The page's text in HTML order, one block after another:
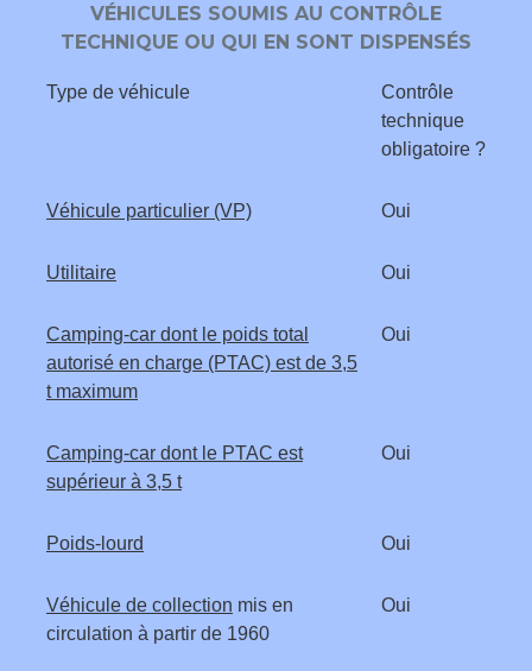
VÉHICULES SOUMIS AU CONTRÔLE
TECHNIQUE OU QUI EN SONT DISPENSÉS
Type de véhicule
Contrôle
technique
obligatoire ?
Véhicule particulier (VP) Oui
Utilitaire Oui
Camping-car dont le poids total
autorisé en charge (PTAC) est de 3,5
t maximum
Oui
Camping-car dont le PTAC est
supérieur à 3,5 t
Oui
Poids-lourd Oui
Véhicule de collection mis en
circulation à partir de 1960
Oui